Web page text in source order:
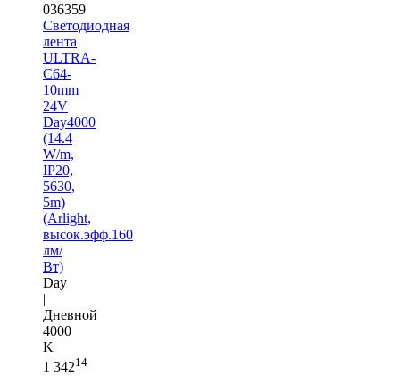
036359
Светодиодная
лента
ULTRA-
C64-
10mm
24V
Day4000
(14.4
W/m,
IP20,
5630,
5m)
(Arlight,
высок.эфф.160
лм/
Вт)
Day
|
Дневной
4000
K
1 34214